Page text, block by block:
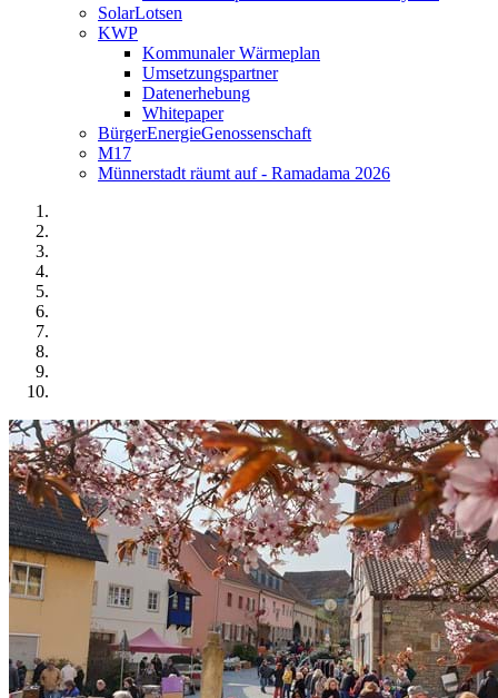
SolarLotsen
KWP
Kommunaler Wärmeplan
Umsetzungspartner
Datenerhebung
Whitepaper
BürgerEnergieGenossenschaft
M17
Münnerstadt räumt auf - Ramadama 2026